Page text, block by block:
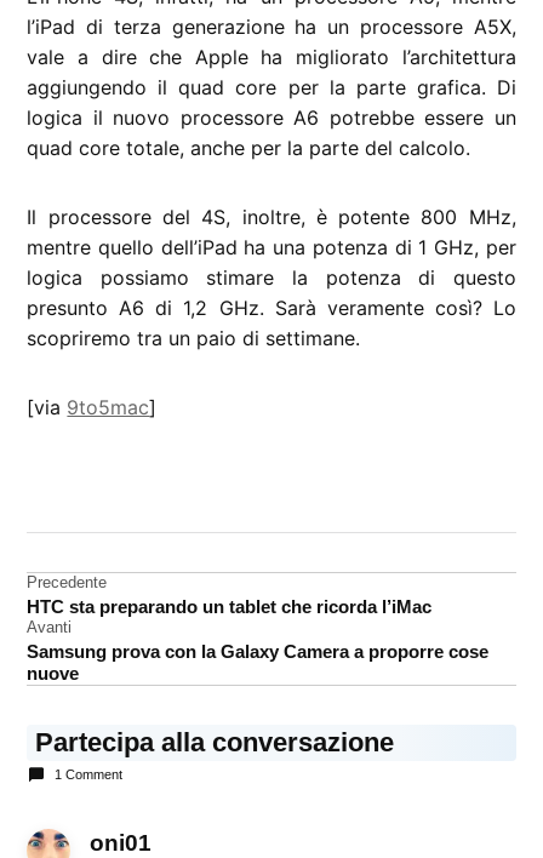
l’iPad di terza generazione ha un processore A5X,
vale a dire che Apple ha migliorato l’architettura
aggiungendo il quad core per la parte grafica. Di
logica il nuovo processore A6 potrebbe essere un
quad core totale, anche per la parte del calcolo.
Il processore del 4S, inoltre, è potente 800 MHz,
mentre quello dell’iPad ha una potenza di 1 GHz, per
logica possiamo stimare la potenza di questo
presunto A6 di 1,2 GHz. Sarà veramente così? Lo
scopriremo tra un paio di settimane.
[via 9to5mac]
chip
iPhone
Rumors
Navigazione
articoli
Precedente
HTC sta preparando un tablet che ricorda l’iMac
Avanti
Samsung prova con la Galaxy Camera a proporre cose
nuove
Partecipa alla conversazione
1 Comment
oni01